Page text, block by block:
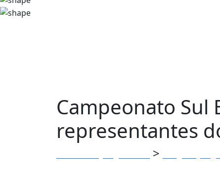
Campeonato Sul
representantes
>